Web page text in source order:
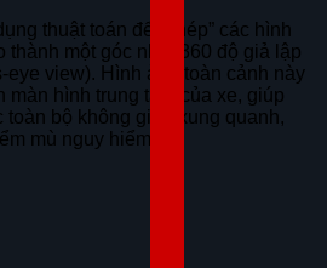
thuật toán để “ghép” các hình
thành một góc nhìn 360 độ giả lập
eye view). Hình ảnh toàn cảnh này
hình trung tâm của xe, giúp
bộ không gian xung quanh,
mù nguy hiểm.